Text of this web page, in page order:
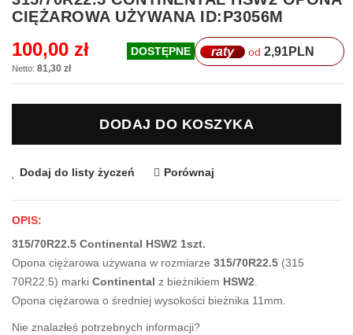
na
początek
CIĘŻAROWA UŻYWANA ID:P3056M
100,00 zł
81,30 zł
DOSTĘPNE raty od 2,91PLN
DODAJ DO KOSZYKA
Dodaj do listy życzeń Porównaj
OPIS:
315/70R22.5 Continental HSW2 1szt.
Opona ciężarowa używana w rozmiarze 315/70R22.5 (315
70R22.5) marki Continental z bieżnikiem HSW2.
Opona ciężarowa o średniej wysokości bieżnika 11mm.
Nie znalazłeś potrzebnych informacji?